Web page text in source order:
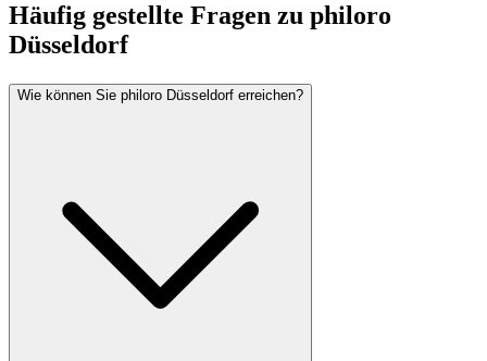
Häufig gestellte Fragen zu philoro
Düsseldorf
Wie können Sie philoro Düsseldorf erreichen?